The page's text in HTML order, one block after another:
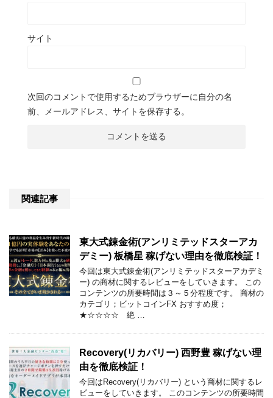
サイト
次回のコメントで使用するためブラウザーに自分の名
前、メールアドレス、サイトを保存する。
関連記事
東大式錬金術(アンリミテッドスターアカ
デミー) 板橋星 稼げない理由を徹底検証！
今回は東大式錬金術(アンリミテッドスターアカデミ
ー) の商材に関するレビューをしていきます。 この
コンテンツの所要時間は３～５分程度です。 商材の
カテゴリ；ビットコインFX おすすめ度；
★☆☆☆☆ 絶 …
Recovery(リカバリー) 西野豊 稼げない理
由を徹底検証！
今回はRecovery(リカバリー) という商材に関するレ
ビューをしていきます。 このコンテンツの所要時間